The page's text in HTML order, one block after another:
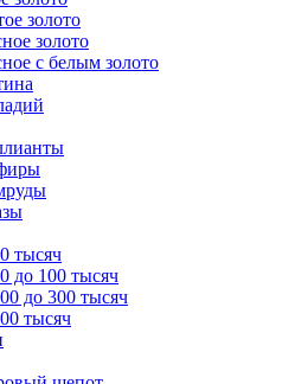
золото
золото
с белым золото
тысяч
до 100 тысяч
до 300 тысяч
тысяч